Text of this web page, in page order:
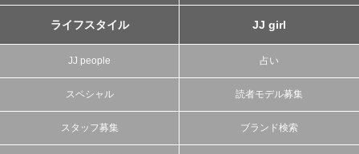
ライフスタイル JJ girl
JJ people 占い
スペシャル 読者モデル募集
スタッフ募集 ブランド検索